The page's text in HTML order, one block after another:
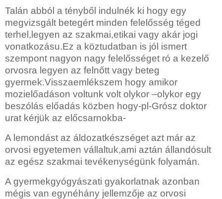
Talán abból a tényből indulnék ki hogy egy
megvizsgált betegért minden felelősség téged
terhel,legyen az szakmai,etikai vagy akár jogi
vonatkozásu.Ez a köztudatban is jól ismert
szempont nagyon nagy felelősséget ró a kezelő
orvosra legyen az felnőtt vagy beteg
gyermek.Visszaemlékszem hogy amikor
mozielőadáson voltunk volt olykor –olykor egy
beszólás előadás közben hogy-pl-Grósz doktor
urat kérjük az előcsarnokba-
A lemondást az áldozatkészséget azt már az
orvosi egyetemen vállaltuk,ami aztán állandósult
az egész szakmai tevékenységünk folyamán.
A gyermekgyógyászati gyakorlatnak azonban
mégis van egynéhány jellemzője az orvosi